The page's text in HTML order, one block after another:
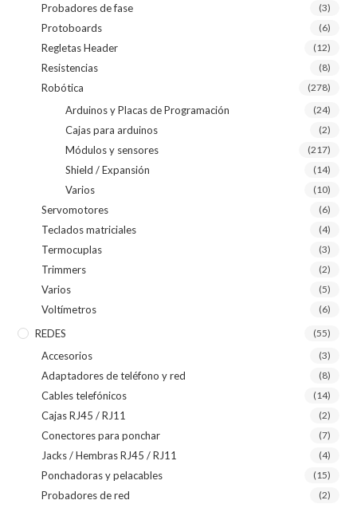
Probadores de fase (3)
Protoboards (6)
Regletas Header (12)
Resistencias (8)
Robótica (278)
Arduinos y Placas de Programación (24)
Cajas para arduinos (2)
Módulos y sensores (217)
Shield / Expansión (14)
Varios (10)
Servomotores (6)
Teclados matriciales (4)
Termocuplas (3)
Trimmers (2)
Varios (5)
Voltímetros (6)
REDES (55)
Accesorios (3)
Adaptadores de teléfono y red (8)
Cables telefónicos (14)
Cajas RJ45 / RJ11 (2)
Conectores para ponchar (7)
Jacks / Hembras RJ45 / RJ11 (4)
Ponchadoras y pelacables (15)
Probadores de red (2)